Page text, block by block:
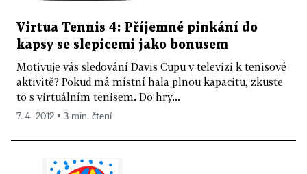
Virtua Tennis 4: Příjemné pinkání do
kapsy se slepicemi jako bonusem
Motivuje vás sledování Davis Cupu v televizi k tenisové
aktivitě? Pokud má místní hala plnou kapacitu, zkuste
to s virtuálním tenisem. Do hry...
7. 4. 2012 ▪ 3 min. čtení